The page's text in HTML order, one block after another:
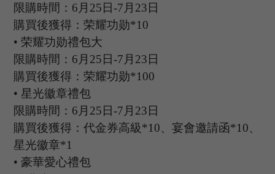
限購時間： 6 月 25日-7 月 23日
購買後獲得：荣耀功勋*10
• 荣耀功勋禮包大
限購時間： 6 月 25日-7 月 23日
購買後獲得：荣耀功勋*100
• 星光徽章禮包
限購時間： 6 月 25日-7 月 23日
購買後獲得：代金券高級*10、宴會邀請函*10、
星光徽章*1
• 豪華愛心禮包